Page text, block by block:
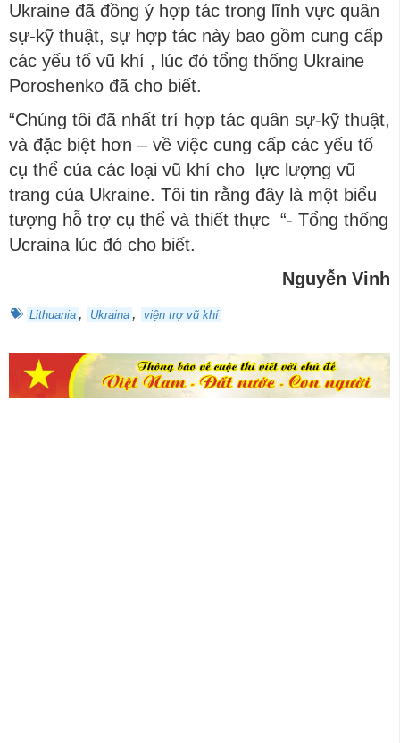
Ukraine đã đồng ý hợp tác trong lĩnh vực quân
sự-kỹ thuật, sự hợp tác này bao gồm cung cấp
các yếu tố vũ khí , lúc đó tổng thống Ukraine
Poroshenko đã cho biết.
“Chúng tôi đã nhất trí hợp tác quân sự-kỹ thuật,
và đặc biệt hơn – về việc cung cấp các yếu tố
cụ thể của các loại vũ khí cho lực lượng vũ
trang của Ukraine. Tôi tin rằng đây là một biểu
tượng hỗ trợ cụ thể và thiết thực “- Tổng thống
Ucraina lúc đó cho biết.
Nguyễn Vinh
Lithuania , Ukraina , viện trợ vũ khí